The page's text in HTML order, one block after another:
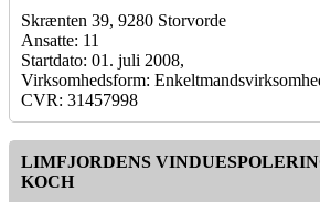
Skrænten 39, 9280 Storvorde
Ansatte: 11
Startdato: 01. juli 2008,
Virksomhedsform:
CVR: 31457998
LIMFJORDENS
KOCH